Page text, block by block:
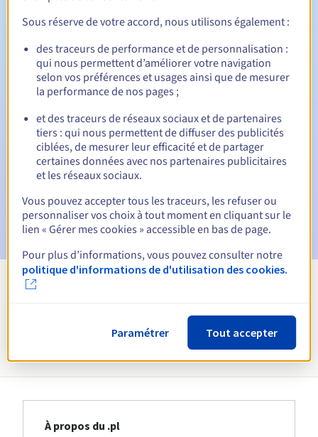
Notifications automatiques :
E-mails d'avertissement :60, 30, 15, 7 et 3 jours avant la
date d'échéance
E-mail le jour de l'expirationpour notification de la
suspension du nom de domaine
E-mail après la période de grâce de rédemptionpour
notification de la suppression du nom de domaine
Informations sur le .pl
À propos du .pl
Sous réserve de votre accord, nous utilisons également :
des traceurs de performance et de personnalisation :
qui nous permettent d’améliorer votre navigation
selon vos préférences et usages ainsi que de mesurer
la performance de nos pages ;
et des traceurs de réseaux sociaux et de partenaires
tiers : qui nous permettent de diffuser des publicités
ciblées, de mesurer leur efficacité et de partager
certaines données avec nos partenaires publicitaires
et les réseaux sociaux.
Vous pouvez accepter tous les traceurs, les refuser ou
personnaliser vos choix à tout moment en cliquant sur le
lien « Gérer mes cookies » accessible en bas de page.
Pour plus d’informations, vous pouvez consulter notre
politique d'informations de d'utilisation des cookies.
Paramétrer Tout accepter